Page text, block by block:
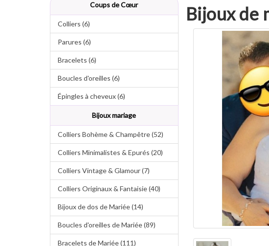
Coups de Cœur
Colliers (6)
Parures (6)
Bracelets (6)
Boucles d'oreilles (6)
Épingles à cheveux (6)
Bijoux mariage
Colliers Bohème & Champêtre (52)
Colliers Minimalistes & Epurés (20)
Colliers Vintage & Glamour (7)
Colliers Originaux & Fantaisie (40)
Bijoux de dos de Mariée (14)
Boucles d'oreilles de Mariée (89)
Bracelets de Mariée (111)
Bijoux de